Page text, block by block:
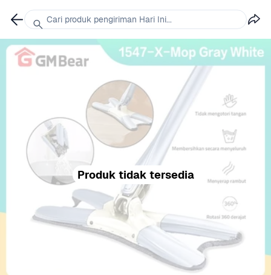
Produk tidak tersedia
Cari produk pengiriman Hari Ini...